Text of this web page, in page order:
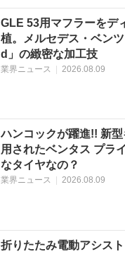
GLE 53用マフラーをデ
植。メルセデス・ベン
d」の緻密な加工技
業界ニュース | 2026.08.09
ハンコックが躍進!! 新
用されたベンタス プラ
なタイヤなの？
業界ニュース 2026.08.09
折りたたみ電動アシス